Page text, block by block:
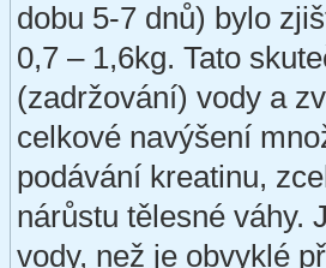
dobu 5-7 dnů) bylo
0,7 – 1,6kg. Tato
(zadržování) vody a
celkové navýšení
podávání kreatinu,
nárůstu tělesné váhy.
vody, než je obvyklé